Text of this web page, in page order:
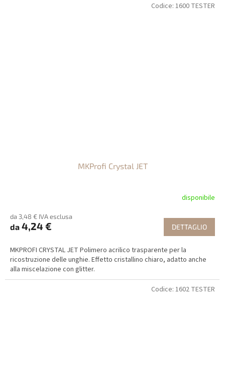
MKProfi Crystal JET
disponibile
da 3,48 € IVA esclusa
da 4,24 € DETTAGLIO
MKPROFI CRYSTAL JET Polimero acrilico trasparente per la
ricostruzione delle unghie. Effetto cristallino chiaro, adatto anche
alla miscelazione con glitter.
Codice: 1600 TESTER
Codice: 1602 TESTER